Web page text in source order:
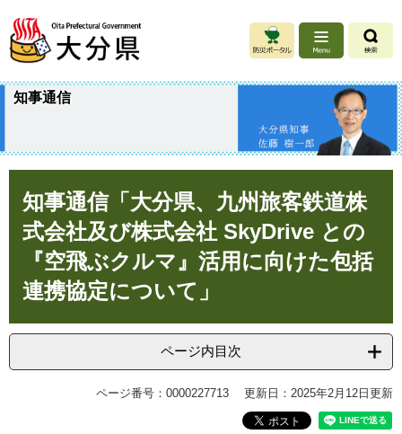
ジ
先
。
ュ
を
て
知事通信
知事通信「大分県、九州旅客鉄道株
式会社及び株式会社 SkyDrive との
『空飛ぶクルマ』活用に向けた包括
連携協定について」
ページ内目次
ページ番号：0000227713 更新日：2025年2月12日更新